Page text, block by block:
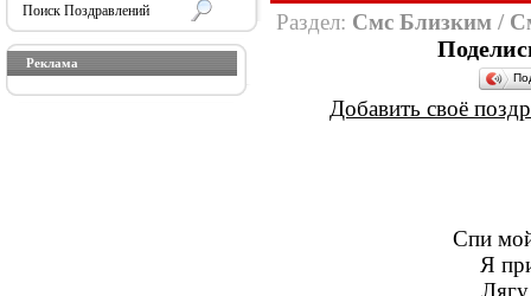
Реклама
Раздел: Смс Близким /
Добавить своё
Спи
Я